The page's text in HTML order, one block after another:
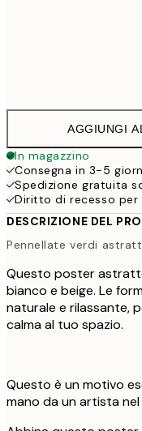
AGGIUNGI
In magazzino
Consegna in 3-5
Spedizione gratuita
Diritto di recesso per
DESCRIZIONE DEL
Pennellate verdi
Questo poster
bianco e beige. Le
naturale e rilassante,
calma al tuo spazio.
Questo è un motivo
mano da un artista